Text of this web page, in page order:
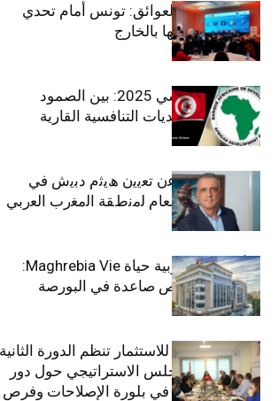
بين الطموح والعوائق: تونس أمام تحدي
استعادة كفاءاتها بالخارج
الاقتصاد التونسي 2025: بين الصمود
الاجتماعي وتحديات التنافسية القارية
ﺗﯾﺗرا ﺑﺎك ﺗﻌﻠن ﻋن ﺗﻌﯾﯾن ھﯾﺛم دﺑﯾش ﻓﻲ
ﻣﻧﺻب اﻟﻣدﯾر اﻟﻌﺎم ﻟﻣﻧطﻘﺔ اﻟﻣﻐرب اﻟﻌرﺑﻲ
وﻏرب أﻓرﯾﻘﯾﺎ
التأمينات المغربية حياة Maghrebia Vie:
فاعل رائد بفرص صاعدة في البورصة
(+34.8%)
الهيئة التونسية للاستثمار تنظم الدورة الثانية
والعشرين للمجلس الاستراتيجي حول دور
القطاع الخاص في بلورة الإصلاحات وفرص